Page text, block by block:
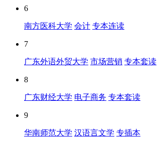
6
南方医科大学 会计 专本连读
7
广东外语外贸大学 市场营销 专本套读
8
广东财经大学 电子商务 专本套读
9
华南师范大学 汉语言文学 专插本